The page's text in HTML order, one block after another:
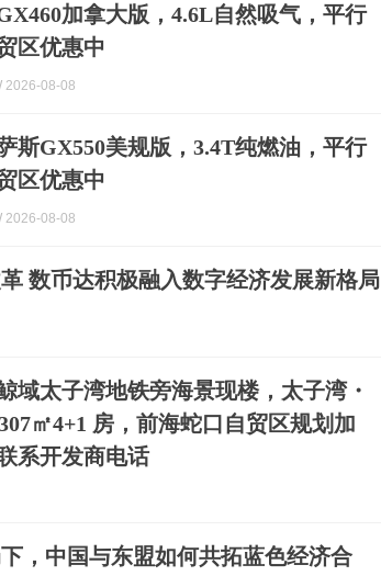
加拿大版，4.6L自然吸气，平行
区优惠中
2026-08-08
斯GX550美规版，3.4T纯燃油，平行
区优惠中
2026-08-08
数币达积极融入数字经济发展新格局
域太子湾地铁旁海景现楼，太子湾・
㎡4+1 房，前海蛇口自贸区规划加
系开发商电话
，中国与东盟如何共拓蓝色经济合